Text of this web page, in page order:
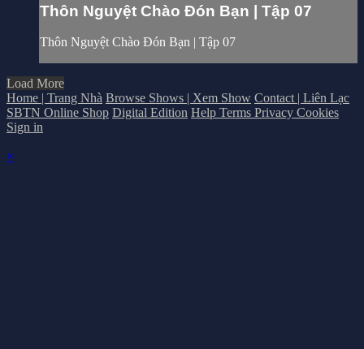
Thôn Nguyệt Chào Đón Bạn | Tập 07
Thôn Nguyệt Chào Đón Bạn | Tập 07
Load More
Home | Trang Nhà Browse Shows | Xem Show Contact | Liên Lạc
SBTN Online Shop Digital Edition Help Terms Privacy Cookies
Sign in
×